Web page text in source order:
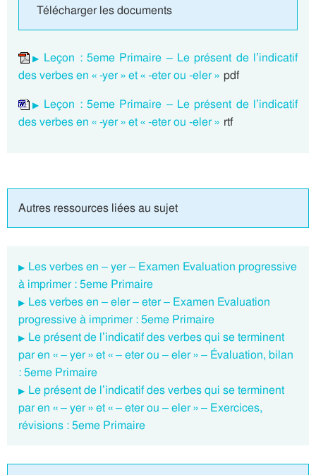
Télécharger les documents
Leçon : 5eme Primaire – Le présent de l’indicatif
des verbes en « -yer » et « -eter ou -eler » pdf
Leçon : 5eme Primaire – Le présent de l’indicatif
des verbes en « -yer » et « -eter ou -eler » rtf
Autres ressources liées au sujet
Les verbes en – yer – Examen Evaluation progressive
à imprimer : 5eme Primaire
Les verbes en – eler – eter – Examen Evaluation
progressive à imprimer : 5eme Primaire
Le présent de l’indicatif des verbes qui se terminent
par en « – yer » et « – eter ou – eler » – Évaluation, bilan
: 5eme Primaire
Le présent de l’indicatif des verbes qui se terminent
par en « – yer » et « – eter ou – eler » – Exercices,
révisions : 5eme Primaire